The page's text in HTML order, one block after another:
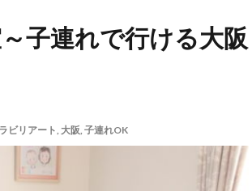
子連れで行ける大阪
ビリアート, 大阪, 子連れOK
スクラップブッキング